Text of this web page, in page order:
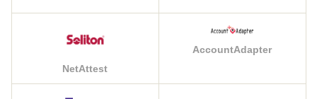
NetAttest
AccountAdapter